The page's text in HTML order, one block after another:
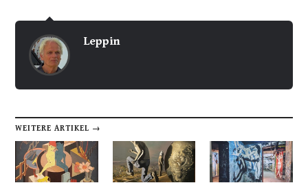
Leppin
WEITERE ARTIKEL →